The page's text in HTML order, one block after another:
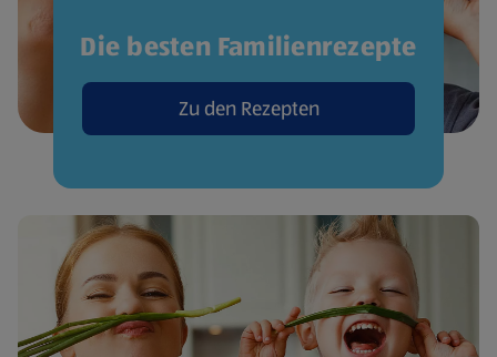
Die besten Familienrezepte
Zu den Rezepten